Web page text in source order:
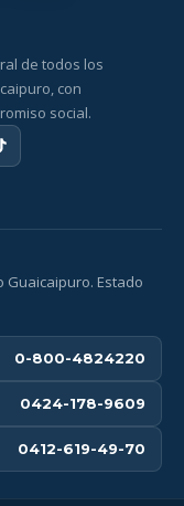
de todos los
con
social.
Guaicaipuro. Estado
0-800-4824220
0424-178-9609
0412-619-49-70